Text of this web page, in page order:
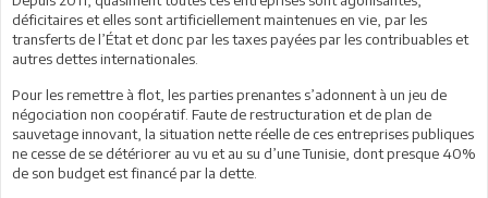
déficitaires et elles sont artificiellement maintenues en vie, par les
transferts de l’État et donc par les taxes payées par les contribuables et
autres dettes internationales.
Pour les remettre à flot, les parties prenantes s’adonnent à un jeu de
négociation non coopératif. Faute de restructuration et de plan de
sauvetage innovant, la situation nette réelle de ces entreprises publiques
ne cesse de se détériorer au vu et au su d’une Tunisie, dont presque 40%
de son budget est financé par la dette.